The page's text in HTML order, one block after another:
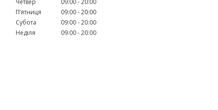
Пʼятниця
09:00 20:00
Субота
09:00 20:00
Неділя
09:00 20:00